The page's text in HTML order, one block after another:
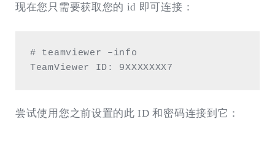
现在您只需要获取您的 id 即可连接：
# teamviewer –info
TeamViewer ID: 9XXXXXXX7
尝试使用您之前设置的此 ID 和密码连接到它：